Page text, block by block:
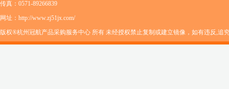
传真：0571-89266839
网址：http://www.zj51jx.com/
版权®杭州冠航产品采购服务中心 所有 未经授权禁止复制或建立镜像，如有违反,追